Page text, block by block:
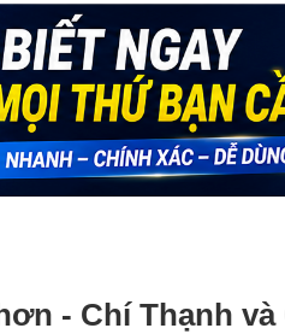
- Chí Thạnh và